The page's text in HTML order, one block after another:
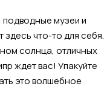
музеи и
что-то для себя.
солнца, отличных
ждет вас! Упакуйте
это волшебное